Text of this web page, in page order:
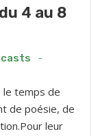
4 au 8
-
le temps de
de poésie, de
leur